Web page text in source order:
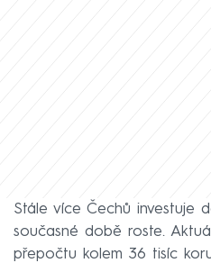
Stále více Čechů investuje
současné době roste.
přepočtu kolem 36 tisíc